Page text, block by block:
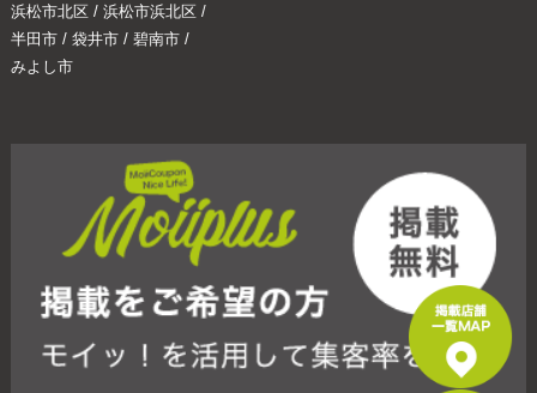
浜松市北区 / 浜松市浜北区 /
半田市/ 袋井市/ 碧南市/
みよし市